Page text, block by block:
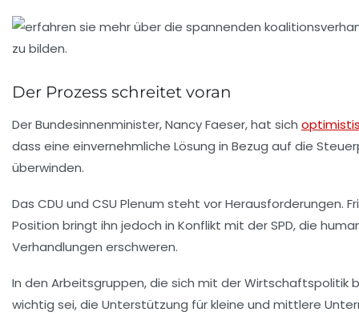
Der Prozess schreitet voran
Der Bundesinnenminister,Nancy Faeser, hat sich
dass eine einvernehmliche Lösung in Bezug auf die
überwinden.
Das CDU und CSU Plenum steht vor Herausforderungen.
Position bringt ihn jedoch in Konflikt mit derSPD, die
Verhandlungen erschweren.
In den Arbeitsgruppen, die sich mit derWirtschaftspolitik
wichtig sei, die Unterstützung fürkleine und mittlere